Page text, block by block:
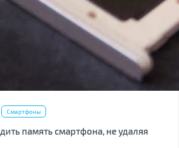
Смартфоны
память смартфона, не удаляя